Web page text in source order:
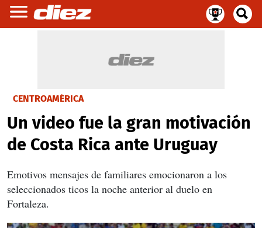
CENTROAMÉRICA
Un video fue la gran motivación
de Costa Rica ante Uruguay
Emotivos mensajes de familiares emocionaron a los
seleccionados ticos la noche anterior al duelo en
Fortaleza.